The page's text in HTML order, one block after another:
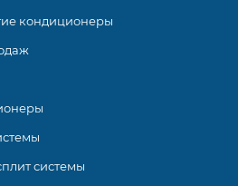
кондиционеры
системы